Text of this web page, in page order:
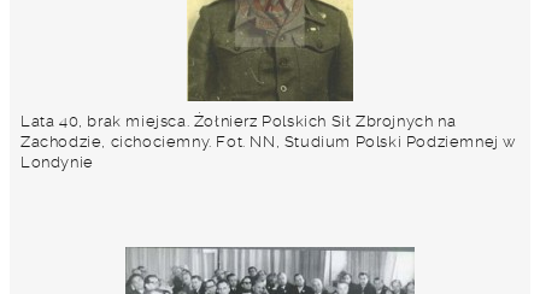
Lata 40, brak miejsca. Żołnierz Polskich Sił Zbrojnych na
Zachodzie, cichociemny. Fot. NN, Studium Polski Podziemnej w
Londynie